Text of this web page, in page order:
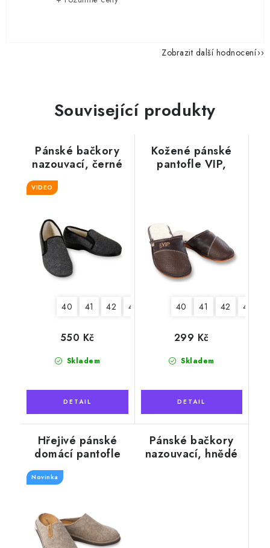
Zobrazit další hodnocení
Související produkty
Pánské bačkory
nazouvací, černé
VIDEO
40 41 42 44
Skladem
550 Kč
Kožené pánské
pantofle VIP,
40 41 42 43
Skladem
299 Kč
Hřejivé pánské
domácí pantofle
WOOL
Novinka
Pánské bačkory
nazouvací, hnědé